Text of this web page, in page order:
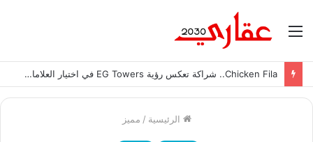
القائمة
Chicken Fila.. شراكة تعكس رؤية EG Towers في اختيار العلامات التجارية الرائدة
الرئيسية / مميز